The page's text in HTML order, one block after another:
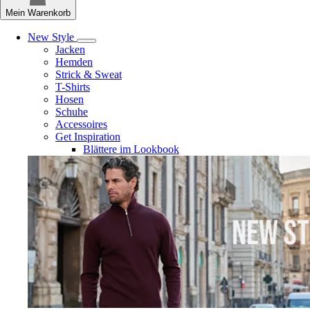
Mein Warenkorb
New Style
Jacken
Hemden
Strick & Sweat
T-Shirts
Hosen
Schuhe
Accessoires
Get Inspiration
Blättere im Lookbook